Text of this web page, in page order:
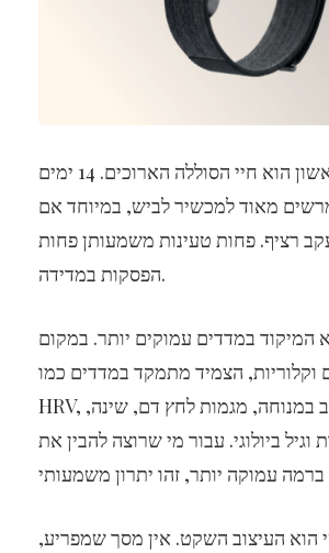
היתרון הראשון הוא חיי הסוללה הארוכים. 14 ימים
מאוד למכשיר לביש, במיוחד אם
רציף. פחות טעינות משמעותן פחות
הפסקות במדידה.
המיקוד במדדים עמוקים יותר. במקום
הצמיד מתמקד במדדים כמו
HRV, קצב לב במנוחה, מגמות לחץ דם, שינה,
ביולוגי. עבור מי שרוצה להבין את
הוא העיצוב השקט. אין מסך שמפריע,